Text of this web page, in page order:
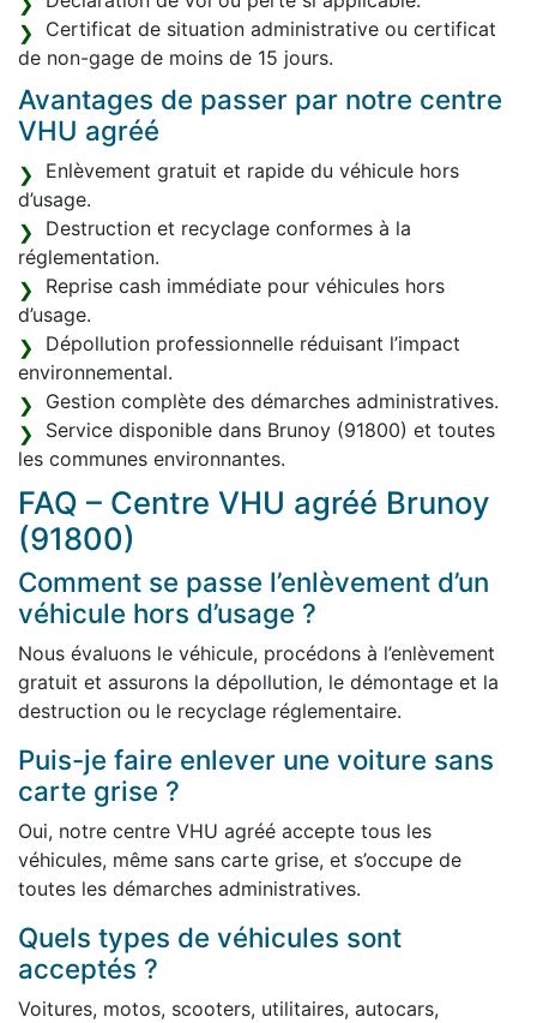
Certificat de situation administrative ou certificat
de non-gage de moins de 15 jours.
Avantages de passer par notre centre
VHU agréé
Enlèvement gratuit et rapide du véhicule hors
d’usage.
Destruction et recyclage conformes à la
réglementation.
Reprise cash immédiate pour véhicules hors
d’usage.
Dépollution professionnelle réduisant l’impact
environnemental.
Gestion complète des démarches administratives.
Service disponible dans Brunoy (91800) et toutes
les communes environnantes.
FAQ – Centre VHU agréé Brunoy
(91800)
Comment se passe l’enlèvement d’un
véhicule hors d’usage ?
Nous évaluons le véhicule, procédons à l’enlèvement
gratuit et assurons la dépollution, le démontage et la
destruction ou le recyclage réglementaire.
Puis-je faire enlever une voiture sans
carte grise ?
Oui, notre centre VHU agréé accepte tous les
véhicules, même sans carte grise, et s’occupe de
toutes les démarches administratives.
Quels types de véhicules sont
acceptés ?
Voitures, motos, scooters, utilitaires, autocars,